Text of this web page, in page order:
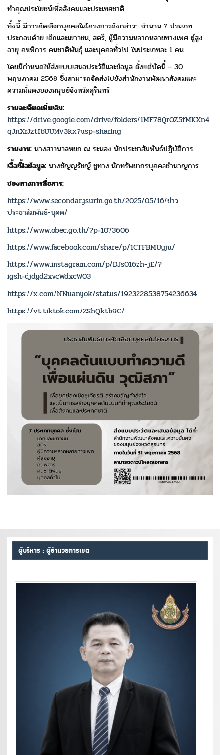
ทำคุณประโยชน์เพื่อสังคมและประเทศชาติ
ทั้งนี้ มีการคัดเลือกบุคคลในโครงการดังกล่าวฯ จำนวน 7 ประเภท
ประกอบด้วย เด็กและเยาวชน, สตรี, ผู้มีความหลากหลายทางเพศ ผู้สูง
อายุ คนพิการ คนชาติพันธุ์ และบุคคลทั่วไป ในประเภทละ 1 คน
โดยมีกำหนดให้ส่งแบบเสนอประวัติและข้อมูล ตั้งแต่บัดนี้ – 30
พฤษภาคม 2568 ซึ่งสามารถจัดส่งไปยังสำนักงานพัฒนาสังคมและ
ความมั่นคงของมนุษย์จังหวัดสุรินทร์
รายละเอียดเพิ่มเติม:
https://drive.google.com/drive/folders/1MF78QrOZ5fMKXn4
qJnXrJztIbUUMv3kx?usp=sharing
รายงาน: นางสาวนวลหยก ณ ระนอง นักประชาสัมพันธ์ปฏิบัติการ
เอื้อเฟื้อข้อมูล: นางชัญญรัชญ์ ชูทาง นักทรัพยากรบุคคลชำนาญการ
ช่องทางการสื่อสาร:
https://www.secondarysurin.go.th/2025/05/16/ข่าว
ประชาสัมพันธ์-บุคค/
https://www.obec.go.th/?p=1073606
https://www.facebook.com/share/p/1CTFBMUyju/
https://www.instagram.com/p/DJs016zh-jE/?
igsh=djdyd2xvcWdxcW03
https://x.com/NNuanyok/status/1923228538754236634
https://vt.tiktok.com/ZShQktb9C/
ผู้บริหาร : ผู้อำนวยการเขต